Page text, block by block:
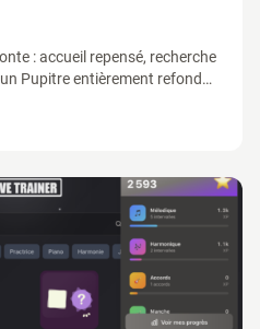
: accueil repensé, recherche
Pupitre entièrement refondu